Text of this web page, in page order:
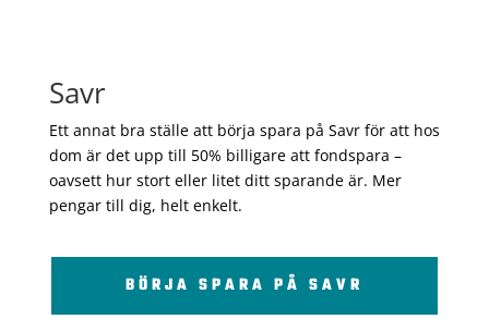
Savr
Ett annat bra ställe att börja spara på Savr för att hos
dom är det upp till 50% billigare att fondspara –
oavsett hur stort eller litet ditt sparande är. Mer
pengar till dig, helt enkelt.
BÖRJA SPARA PÅ SAVR